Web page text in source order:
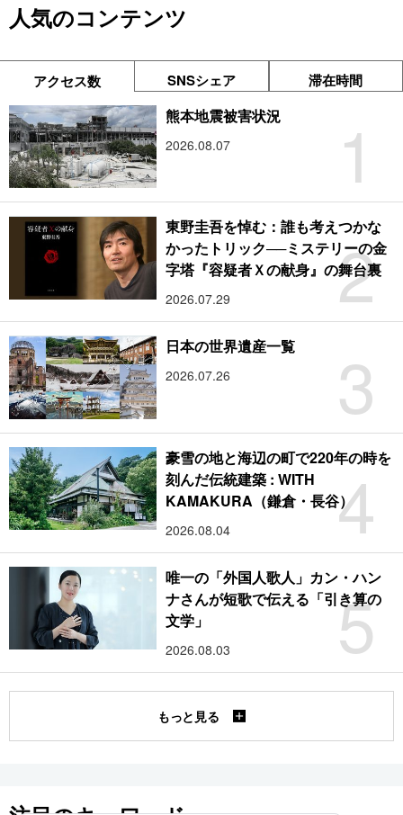
人気のコンテンツ
アクセス数 SNSシェア 滞在時間
1
熊本地震被害状況
2026.08.07
2
東野圭吾を悼む：誰も考えつかな
かったトリック──ミステリーの金
字塔『容疑者Ｘの献身』の舞台裏
2026.07.29
3
日本の世界遺産一覧
2026.07.26
4
豪雪の地と海辺の町で220年の時を
刻んだ伝統建築 : WITH
KAMAKURA（鎌倉・長谷）
2026.08.04
5
唯一の「外国人歌人」カン・ハン
ナさんが短歌で伝える「引き算の
文学」
2026.08.03
もっと見る